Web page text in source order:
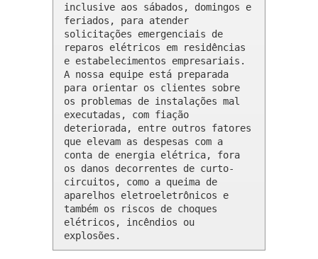
inclusive aos sábados, domingos e
feriados, para atender
solicitações emergenciais de
reparos elétricos em residências
e estabelecimentos empresariais.
A nossa equipe está preparada
para orientar os clientes sobre
os problemas de instalações mal
executadas, com fiação
deteriorada, entre outros fatores
que elevam as despesas com a
conta de energia elétrica, fora
os danos decorrentes de curto-
circuitos, como a queima de
aparelhos eletroeletrônicos e
também os riscos de choques
elétricos, incêndios ou
explosões.